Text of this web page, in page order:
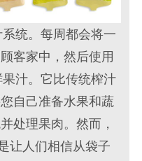
统。每周都会将一
客家中，然后使用
汁。它比传统榨汁
自己准备水果和蔬
处理果肉。然而，
让人们相信从袋子